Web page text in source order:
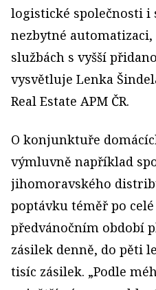
logistické společnosti i
nezbytné
službách s vyšší
vysvětluje Lenka
Real Estate APM ČR.
O konjunktuře
výmluvně například
jihomoravského
poptávku téměř po celé
předvánočním období
zásilek denně, do pěti
tisíc zásilek. „Podle